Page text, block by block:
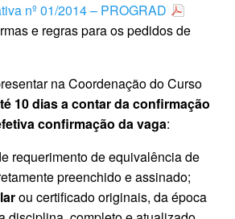
nº 01/2014 – PROGRAD
e regras para os pedidos de
na Coordenação do Curso
10 dias a contar da confirmação
confirmação da vaga:
requerimento de equivalência de
preenchido e assinado;
ou certificado originais, da época